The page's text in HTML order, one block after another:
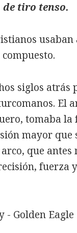
tiro tenso.
usaban
siglos atrás
El
tomaba la
mayor
que
fuerza